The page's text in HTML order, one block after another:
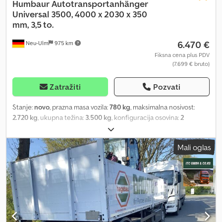
Neu-Ulm 975 km
HumbaurAutotransportanhänger
Universal 3500, 4000 x 2030 x 350
mm, 3,5 to.
6.470 €
Fiksna cena plus PDV
(7.699 € bruto)
Zatražiti Pozvati
Stanje: novo, prazna masa vozila:780 kg, maksimalna nosivost:
2.720 kg , ukupna težina: 3.500 kg , konfiguracija osovina: 2
, dužina tovarnog prostora:
prostora:2.030 mm, boja:ostalo, građevinska visina:890 mm,
radna širina:2.050 mm, Oprema:kablovinsko vitlo, Proizvođač:
Humbaur Tip: Autotransportni prikolica, visoki tovarni, univerzalni
3500 aluminijumsko dno Dozvoljena ukupna masa: 3500 kg
Nosivost: 2720 kg Neto težina: 780 kg Dimenzije sanduka: 4000 x
2030 x 350 mm sa stranicama 350 mm Pneumatici: 13 inča Visina
utovara: 670 mm Ugao uspona: 15 stepeni - V-vučna ruda, toplo
cinčana uranjanjem - 13-polni utikač i svetlo za vožnju unazad -
Mali oglas